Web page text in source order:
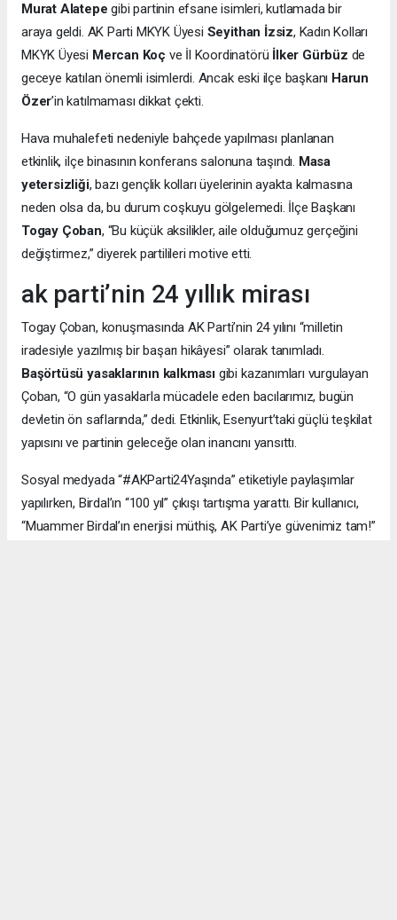
Murat Alatepe gibi partinin efsane isimleri, kutlamada bir
araya geldi. AK Parti MKYK Üyesi Seyithan İzsiz, Kadın Kolları
MKYK Üyesi Mercan Koç ve İl Koordinatörü İlker Gürbüz de
geceye katılan önemli isimlerdi. Ancak eski ilçe başkanı Harun
Özer’in katılmaması dikkat çekti.
Hava muhalefeti nedeniyle bahçede yapılması planlanan
etkinlik, ilçe binasının konferans salonuna taşındı. Masa
yetersizliği, bazı gençlik kolları üyelerinin ayakta kalmasına
neden olsa da, bu durum coşkuyu gölgelemedi. İlçe Başkanı
Togay Çoban, “Bu küçük aksilikler, aile olduğumuz gerçeğini
değiştirmez,” diyerek partilileri motive etti.
ak parti’nin 24 yıllık mirası
Togay Çoban, konuşmasında AK Parti’nin 24 yılını “milletin
iradesiyle yazılmış bir başarı hikâyesi” olarak tanımladı.
Başörtüsü yasaklarının kalkması gibi kazanımları vurgulayan
Çoban, “O gün yasaklarla mücadele eden bacılarımız, bugün
devletin ön saflarında,” dedi. Etkinlik, Esenyurt’taki güçlü teşkilat
yapısını ve partinin geleceğe olan inancını yansıttı.
Sosyal medyada “#AKParti24Yaşında” etiketiyle paylaşımlar
yapılırken, Birdal’ın “100 yıl” çıkışı tartışma yarattı. Bir kullanıcı,
“Muammer Birdal’ın enerjisi müthiş, AK Parti’ye güvenimiz tam!”